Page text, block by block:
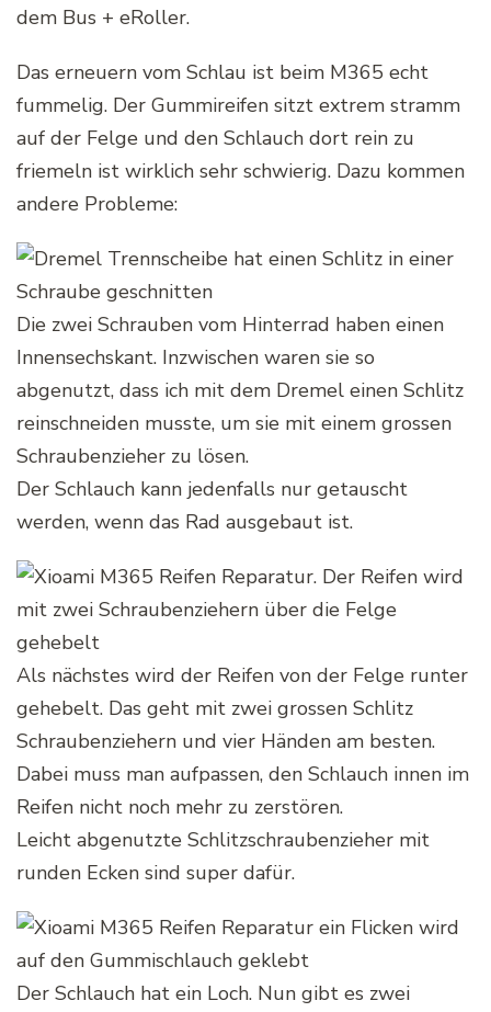
dem Bus + eRoller.
Das erneuern vom Schlau ist beim M365 echt
fummelig. Der Gummireifen sitzt extrem stramm
auf der Felge und den Schlauch dort rein zu
friemeln ist wirklich sehr schwierig. Dazu kommen
andere Probleme:
Die zwei Schrauben vom Hinterrad haben einen
Innensechskant. Inzwischen waren sie so
abgenutzt, dass ich mit dem Dremel einen Schlitz
reinschneiden musste, um sie mit einem grossen
Schraubenzieher zu lösen.
Der Schlauch kann jedenfalls nur getauscht
werden, wenn das Rad ausgebaut ist.
Als nächstes wird der Reifen von der Felge runter
gehebelt. Das geht mit zwei grossen Schlitz
Schraubenziehern und vier Händen am besten.
Dabei muss man aufpassen, den Schlauch innen im
Reifen nicht noch mehr zu zerstören.
Leicht abgenutzte Schlitzschraubenzieher mit
runden Ecken sind super dafür.
Der Schlauch hat ein Loch. Nun gibt es zwei